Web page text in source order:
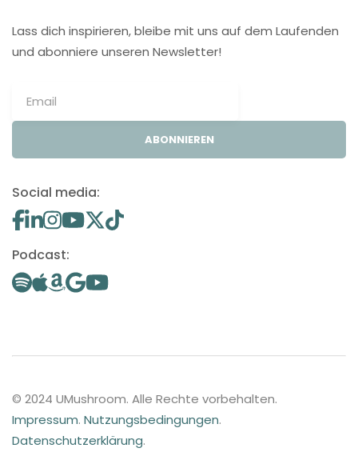
Lass dich inspirieren, bleibe mit uns auf dem Laufenden
und abonniere unseren Newsletter!
ABONNIEREN
Social media:
Podcast:
© 2024 UMushroom. Alle Rechte vorbehalten.
Impressum. Nutzungsbedingungen.
Datenschutzerklärung.